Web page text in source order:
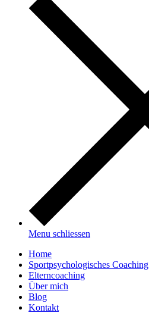
Menu schliessen
Home
Sportpsychologisches Coaching
Elterncoaching
Über mich
Blog
Kontakt